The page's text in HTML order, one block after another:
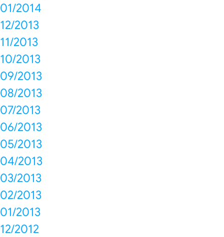
01/2014
12/2013
11/2013
10/2013
09/2013
08/2013
07/2013
06/2013
05/2013
04/2013
03/2013
02/2013
01/2013
12/2012